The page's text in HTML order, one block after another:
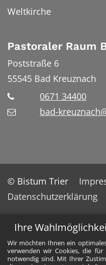
Ihre
Wir möchten Ihnen ein
verwenden wir Cookies, die
notwendig sind. Mit Ihrer
Weltkirche
Pastoraler Raum
Poststraße 6
55545 Bad Kreuznach
0671 34400
bad-
© Bistum Trier
Datenschutzerklärung